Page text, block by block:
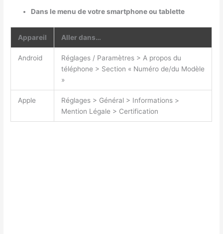
Dans le menu de votre smartphone ou tablette
Appareil Aller dans…
Android
Réglages / Paramètres > A propos du
téléphone > Section « Numéro de/du Modèle
»
Apple
Réglages > Général > Informations >
Mention Légale > Certification